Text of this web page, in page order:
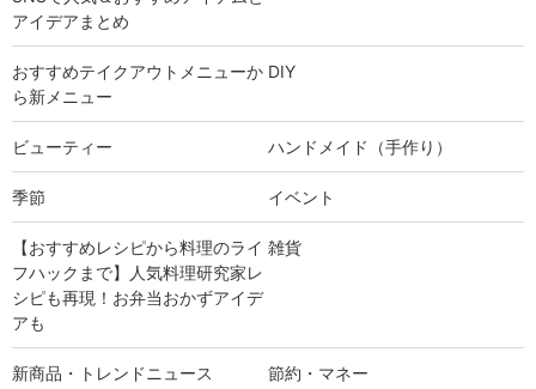
アイデアまとめ
おすすめテイクアウトメニューか
ら新メニュー
DIY
ビューティー ハンドメイド（手作り）
季節 イベント
【おすすめレシピから料理のライ
フハックまで】人気料理研究家レ
シピも再現！お弁当おかずアイデ
アも
雑貨
新商品・トレンドニュース 節約・マネー